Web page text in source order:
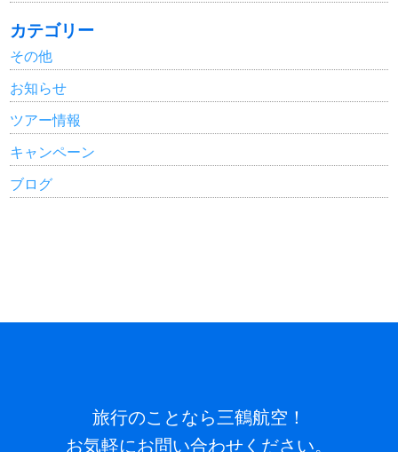
カテゴリー
その他
お知らせ
ツアー情報
キャンペーン
ブログ
旅行のことなら三鶴航空！
お気軽にお問い合わせください。